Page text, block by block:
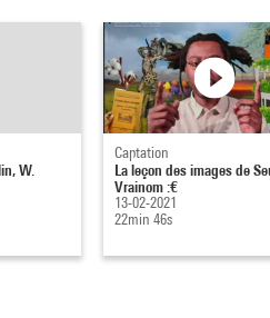
W.
Captation
La leçon des images de
Vrainom :€
13-02-2021
22min 46s